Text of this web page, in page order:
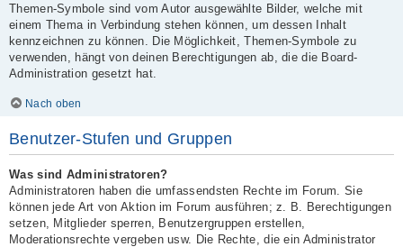
Themen-Symbole sind vom Autor ausgewählte Bilder, welche mit
einem Thema in Verbindung stehen können, um dessen Inhalt
kennzeichnen zu können. Die Möglichkeit, Themen-Symbole zu
verwenden, hängt von deinen Berechtigungen ab, die die Board-
Administration gesetzt hat.
Nach oben
Benutzer-Stufen und Gruppen
Was sind Administratoren?
Administratoren haben die umfassendsten Rechte im Forum. Sie
können jede Art von Aktion im Forum ausführen; z. B. Berechtigungen
setzen, Mitglieder sperren, Benutzergruppen erstellen,
Moderationsrechte vergeben usw. Die Rechte, die ein Administrator